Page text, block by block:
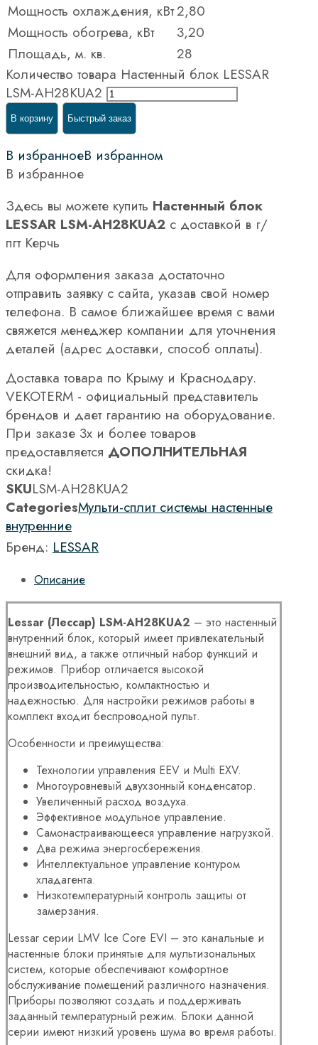
Мощность охлаждения, кВт2,80
Мощность обогрева, кВт
3,20
Площадь, м. кв.
28
Количество товара Настенный блок LESSAR
LSM-AH28KUA2
В корзину Быстрый заказ
В избранноеВ избранном
В избранное
Здесь вы можете купить Настенный блок
LESSAR LSM-AH28KUA2 с доставкой в г/
пгт Керчь
Для оформления заказа достаточно
отправить заявку с сайта, указав свой номер
телефона. В самое ближайшее время с вами
свяжется менеджер компании для уточнения
деталей (адрес доставки, способ оплаты).
Доставка товара по Крыму и Краснодару.
VEKOTERM - официальный представитель
брендов и дает гарантию на оборудование.
При заказе 3х и более товаров
предоставляется ДОПОЛНИТЕЛЬНАЯ
скидка!
SKULSM-AH28KUA2
CategoriesМульти-сплит системы настенные
внутренние
Бренд: LESSAR
Описание
Lessar (Лессар) LSM-AH28KUA2 – это настенный
внутренний блок, который имеет привлекательный
внешний вид, а также отличный набор функций и
режимов. Прибор отличается высокой
производительностью, компактностью и
надежностью. Для настройки режимов работы в
комплект входит беспроводной пульт.
Особенности и преимущества:
Технологии управления EEV и Multi EXV.
Многоуровневый двухзонный конденсатор.
Увеличенный расход воздуха.
Эффективное модульное управление.
Самонастраивающееся управление нагрузкой.
Два режима энергосбережения.
Интеллектуальное управление контуром
хладагента.
Низкотемпературный контроль защиты от
замерзания.
Lessar серии LMV Ice Core EVI – это канальные и
настенные блоки принятые для мультизональных
систем, которые обеспечивают комфортное
обслуживание помещений различного назначения.
Приборы позволяют создать и поддерживать
заданный температурный режим. Блоки данной
серии имеют низкий уровень шума во время работы.